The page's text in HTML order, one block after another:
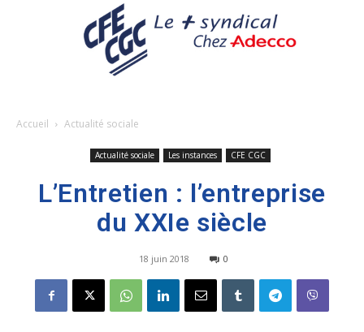
Accueil Actualité sociale
Actualité sociale Les instances CFE CGC
L’Entretien : l’entreprise
du XXIe siècle
18 juin 2018 0